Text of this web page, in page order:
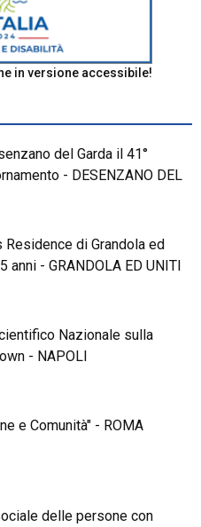
in versione accessibile!
del Garda il 41°
- DESENZANO DEL
Residence di Grandola ed
anni - GRANDOLA ED UNITI
Nazionale sulla
- NAPOLI
e Comunità" - ROMA
delle persone con